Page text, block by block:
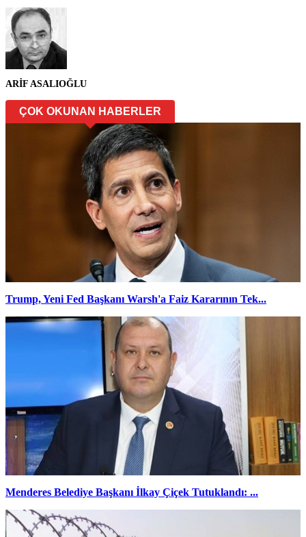
ARİF ASALIOĞLU
ÇOK OKUNAN HABERLER
Trump, Yeni Fed Başkanı Warsh'a Faiz Kararının Tek...
Menderes Belediye Başkanı İlkay Çiçek Tutuklandı: ...